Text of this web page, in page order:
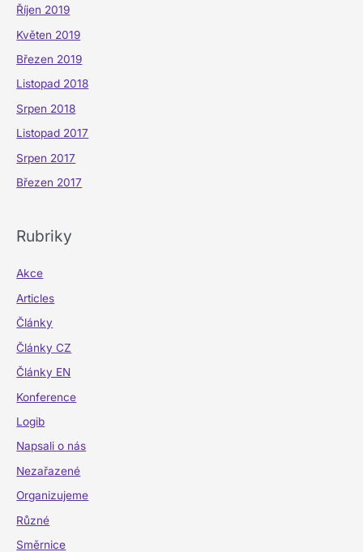
Říjen 2019
Květen 2019
Březen 2019
Listopad 2018
Srpen 2018
Listopad 2017
Srpen 2017
Březen 2017
Rubriky
Akce
Articles
Články
Články CZ
Články EN
Konference
Logib
Napsali o nás
Nezařazené
Organizujeme
Různé
Směrnice